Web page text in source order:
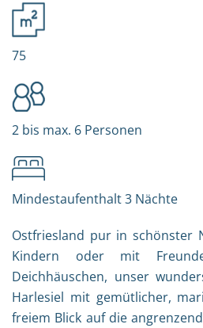
75
2 bis max. 6 Personen
Mindestaufenthalt 3 Nächte
Ostfriesland pur in schönster
Kindern oder mit
Deichhäuschen, unser
Harlesiel mit gemütlicher,
freiem Blick auf die